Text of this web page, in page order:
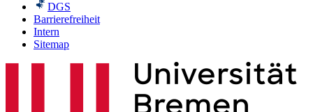
DGS
Barrierefreiheit
Intern
Sitemap